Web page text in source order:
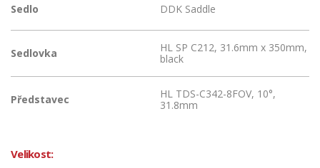
Sedlo DDK Saddle
Sedlovka
HL SP C212, 31.6mm x 350mm,
black
Představec
HL TDS-C342-8FOV, 10°,
31.8mm
Velikost: